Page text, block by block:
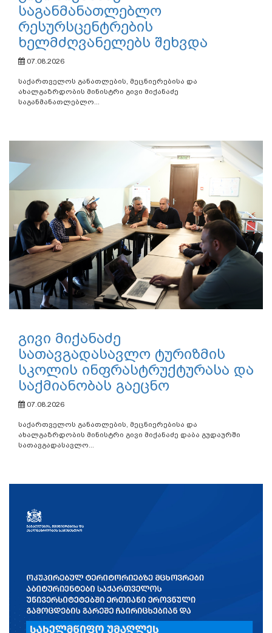
საგანმანათლებლო
რესურსცენტრების
ხელმძღვანელებს შეხვდა
07.08.2026
საქართველოს განათლების, მეცნიერებისა და
ახალგაზრდობის მინისტრი გივი მიქანაძე
საგანმანათლებლო...
გივი მიქანაძე
სათავგადასავლო ტურიზმის
სკოლის ინფრასტრუქტურასა და
საქმიანობას გაეცნო
07.08.2026
საქართველოს განათლების, მეცნიერებისა და
ახალგაზრდობის მინისტრი გივი მიქანაძე დაბა გუდაურში
სათავგადასავლო...